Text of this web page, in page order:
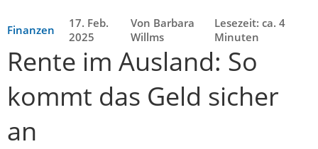
Finanzen
17. Feb.
2025
Von Barbara
Willms
Lesezeit: ca. 4
Minuten
Rente im Ausland: So
kommt das Geld sicher
an